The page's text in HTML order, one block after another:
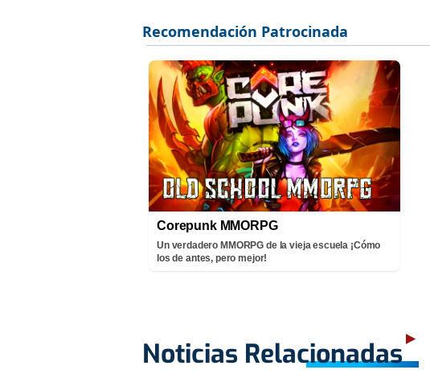
Corepunk MMORPG
Un verdadero MMORPG de la vieja escuela ¡Cómo
los de antes, pero mejor!
Noticias Relacionadas